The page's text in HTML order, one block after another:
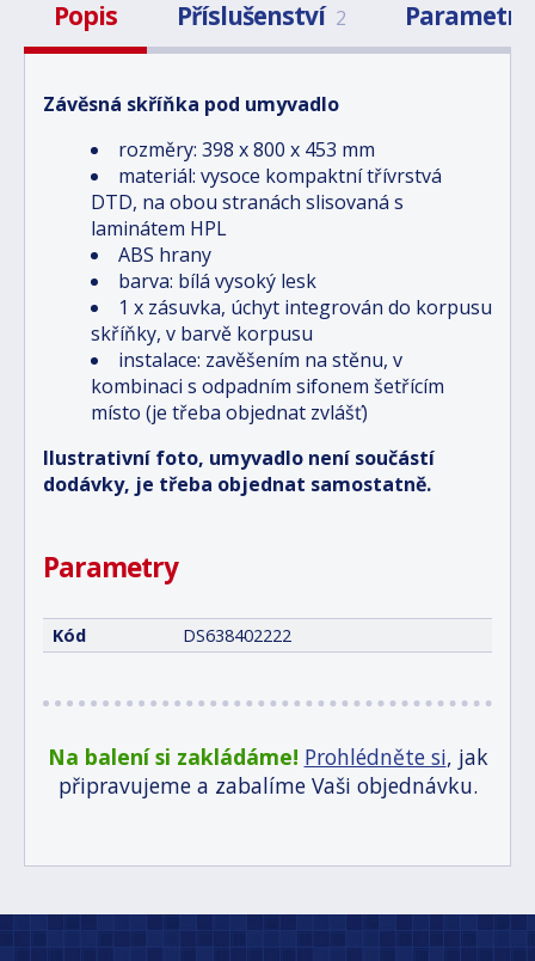
Popis Příslušenství 2 Parametry
Závěsná skříňka pod umyvadlo
rozměry: 398 x 800 x 453 mm
materiál: vysoce kompaktní třívrstvá
DTD, na obou stranách slisovaná s
laminátem HPL
ABS hrany
barva: bílá vysoký lesk
1 x zásuvka, úchyt integrován do korpusu
skříňky, v barvě korpusu
instalace: zavěšením na stěnu, v
kombinaci s odpadním sifonem šetřícím
místo (je třeba objednat zvlášť)
Ilustrativní foto, umyvadlo není součástí
dodávky, je třeba objednat samostatně.
Parametry
Kód DS638402222
Na balení si zakládáme! Prohlédněte si, jak
připravujeme a zabalíme Vaši objednávku.